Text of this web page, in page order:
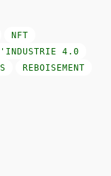
NFT
4.0
REBOISEMENT